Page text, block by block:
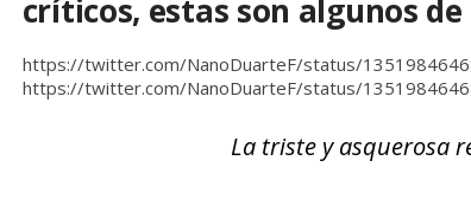
críticos, estas son algunos
https://twitter.com/NanoDuarteF/status/
https://twitter.com/NanoDuarteF/status/
La triste y asquerosa